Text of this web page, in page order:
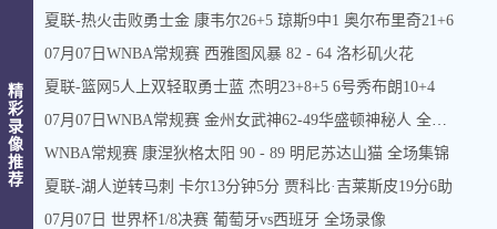
精
彩
录
像
推
荐
夏联-热火击败勇士金 康韦尔26+5 琼斯9中1 奥尔布里奇21+6
07月07日WNBA常规赛 西雅图风暴 82 - 64 洛杉矶火花
夏联-篮网5人上双轻取勇士蓝 杰明23+8+5 6号秀布朗10+4
07月07日WNBA常规赛 金州女武神62-49华盛顿神秘人 全场集锦
WNBA常规赛 康涅狄格太阳 90 - 89 明尼苏达山猫 全场集锦
夏联-湖人逆转马刺 卡尔13分钟5分 贾科比·吉莱斯皮19分6助
07月07日 世界杯1/8决赛 葡萄牙vs西班牙 全场录像